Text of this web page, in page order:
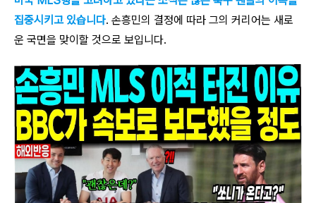
집중시키고 있습니다. 손흥민의 결정에 따라 그의 커리어는 새로
운 국면을 맞이할 것으로 보입니다.